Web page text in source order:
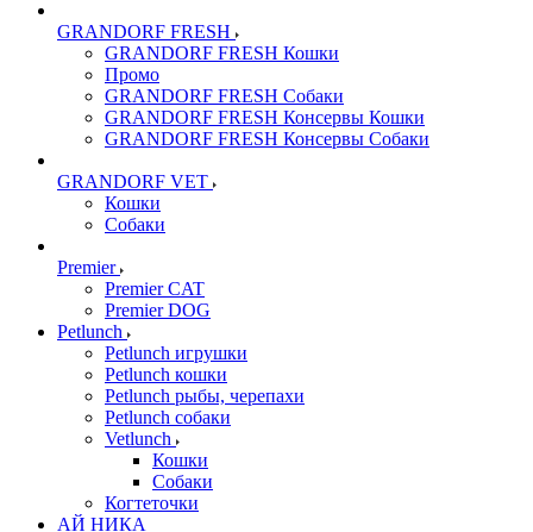
GRANDORF FRESH
GRANDORF FRESH Кошки
Промо
GRANDORF FRESH Собаки
GRANDORF FRESH Консервы Кошки
GRANDORF FRESH Консервы Собаки
GRANDORF VET
Кошки
Собаки
Premier
Premier CAT
Premier DOG
Petlunch
Petlunch игрушки
Petlunch кошки
Petlunch рыбы, черепахи
Petlunch собаки
Vetlunch
Кошки
Собаки
Когтеточки
АЙ НИКА